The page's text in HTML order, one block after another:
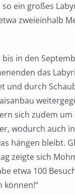
ein großes
zweieinhalb
in den
das
und durch
sich zudem um
wodurch auch
hängen bleibt.
zeigte sich
etwa 100
können!“